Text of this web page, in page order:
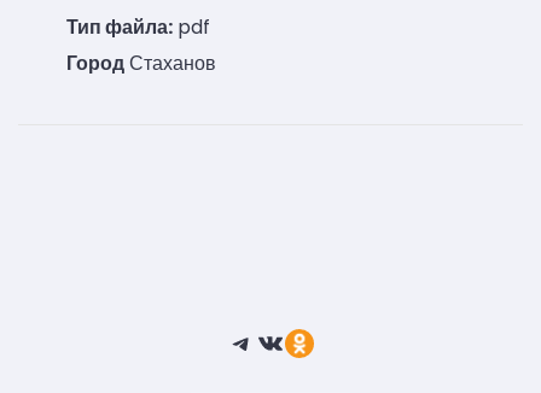
Тип файла: pdf
ГородСтаханов
Telegram
ВКонтакте
Ссылка